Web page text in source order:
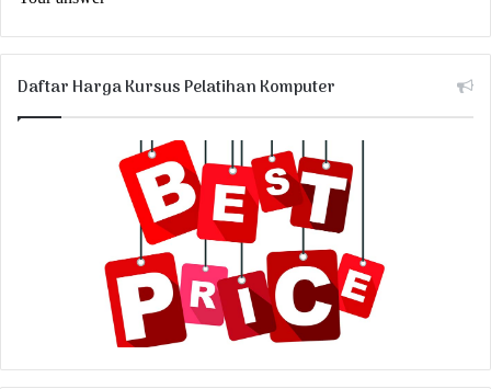
Daftar Harga Kursus Pelatihan Komputer